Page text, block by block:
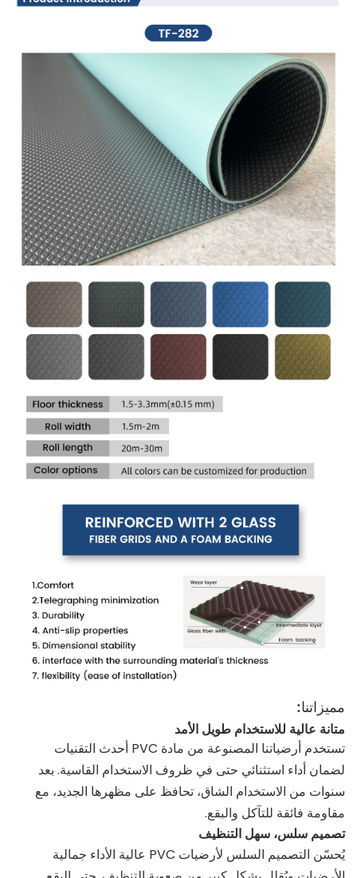
مميزاتنا:
متانة عالية للاستخدام طويل الأمد
تستخدم أرضياتنا المصنوعة من مادة PVC أحدث التقنيات
لضمان أداء استثنائي حتى في ظروف الاستخدام القاسية. بعد
سنوات من الاستخدام الشاق، تحافظ على مظهرها الجديد، مع
مقاومة فائقة للتآكل والبقع.
تصميم سلس، سهل التنظيف
يُحسّن التصميم السلس لأرضيات PVC عالية الأداء جمالية